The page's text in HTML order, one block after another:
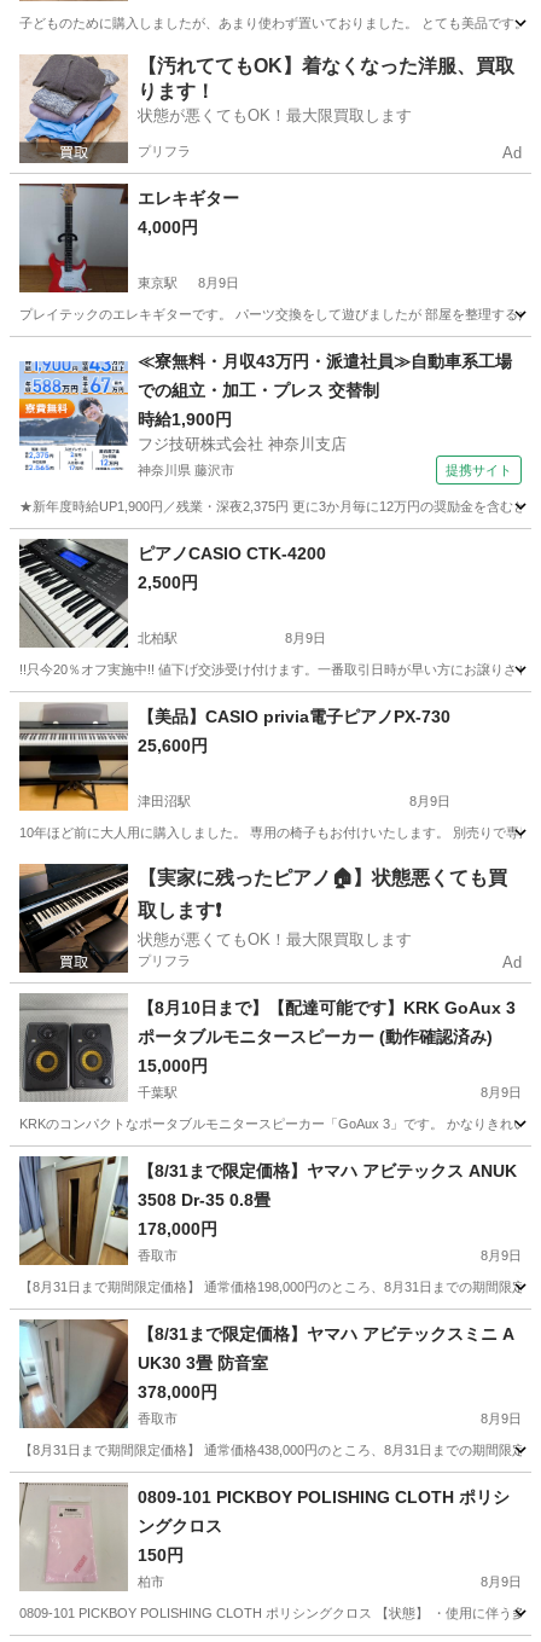
子どものために購入しましたが、あまり使わず置いておりました。 とても美品です
千葉 市川市 市川真間駅 鍵盤楽器、ピアノ
【汚れててもOK】着なくなった洋服、買取
ります！
状態が悪くてもOK！最大限買取します
プリフラ Ad
エレキギター
4,000円
東京駅 8月9日
プレイテックのエレキギターです。 パーツ交換をして遊びましたが 部屋を整理する
東京駅 楽器 エレキギター
≪寮無料・月収43万円・派遣社員≫自動車系工場
での組立・加工・プレス 交替制
時給1,900円
フジ技研株式会社 神奈川支店
神奈川県 藤沢市 提携サイト
★新年度時給UP1,900円／残業・深夜2,375円 更に3か月毎に12万円の奨励金を含む
神奈川 藤沢市 その他
ピアノCASIO CTK-4200
2,500円
北柏駅 8月9日
!!只今20％オフ実施中!! 値下げ交渉受け付けます。一番取引日時が早い方にお譲りさ
千葉 柏市 北柏駅 鍵盤楽器、ピアノ CASIO
【美品】CASIO privia電子ピアノPX-730
25,600円
津田沼駅 8月9日
10年ほど前に大人用に購入しました。 専用の椅子もお付けいたします。 別売りで専
千葉 船橋市 津田沼駅 鍵盤楽器、ピアノ privia
【実家に残ったピアノ🏠】状態悪くても買
取します❗️
状態が悪くてもOK！最大限買取します
プリフラ Ad
【8月10日まで】【配達可能です】KRK GoAux 3
ポータブルモニタースピーカー (動作確認済み)
15,000円
千葉駅 8月9日
KRKのコンパクトなポータブルモニタースピーカー「GoAux 3」です。 かなりきれ
千葉 千葉市 MIDI関連機器
【8/31まで限定価格】ヤマハ アビテックス ANUK
3508 Dr-35 0.8畳
178,000円
香取市 8月9日
【8月31日まで期間限定価格】 通常価格198,000円のところ、8月31日までの期間限
千葉 香取市 換気扇
【8/31まで限定価格】ヤマハ アビテックスミニ A
UK30 3畳 防音室
378,000円
香取市 8月9日
【8月31日まで期間限定価格】 通常価格438,000円のところ、8月31日までの期間限
千葉 香取市
0809-101 PICKBOY POLISHING CLOTH ポリシ
ングクロス
150円
柏市 8月9日
0809-101 PICKBOY POLISHING CLOTH ポリシングクロス 【状態】 ・使用に伴う多